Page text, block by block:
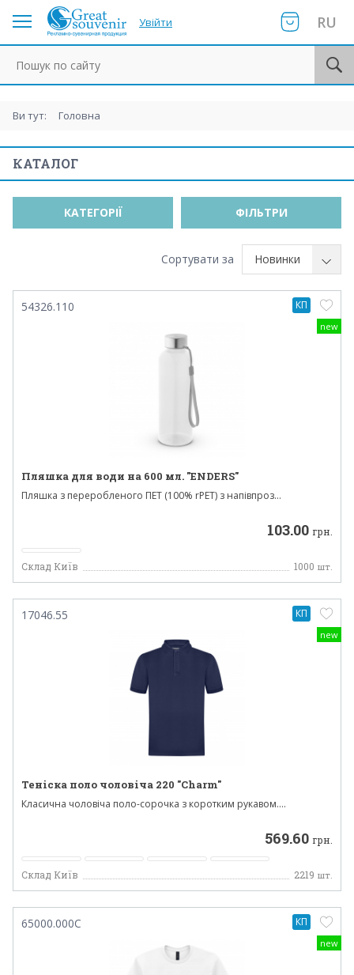
Увійти RU
Ви тут: Головна
КАТАЛОГ
КАТЕГОРІЇ ФІЛЬТРИ
Сортувати за Новинки
new
54326.110
Пляшка для води на 600 мл. "ENDERS"
Пляшка з переробленого ПЕТ (100% rPET) з напівпроз...
103.00 грн.
Склад Київ 1000 шт.
КП
new
17046.55
Теніска поло чоловіча 220 "Charm"
Класична чоловіча поло-сорочка з коротким рукавом....
569.60 грн.
Склад Київ 2219 шт.
КП
new
65000.000C КП